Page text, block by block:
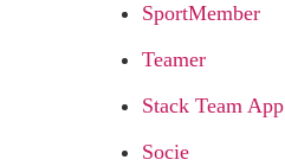
SportMember
Teamer
Stack Team App
Socie